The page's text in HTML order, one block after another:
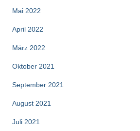
Mai 2022
April 2022
März 2022
Oktober 2021
September 2021
August 2021
Juli 2021